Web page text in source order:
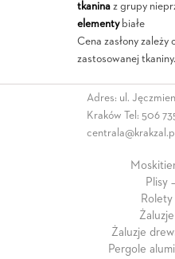
tkaninaz grupy
elementybiałe
Cena zasłony zależy
zastosowanej tkaniny.
Adres: ul.
Kraków Tel: 506
centrala@krakzal.pl
Plisy
Rolety
Żaluzje
Pergole